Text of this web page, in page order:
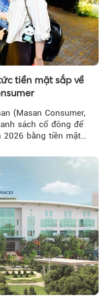
tiền mặt sắp về
(Masan Consumer,
sách cổ đông để
bằng tiền mặt